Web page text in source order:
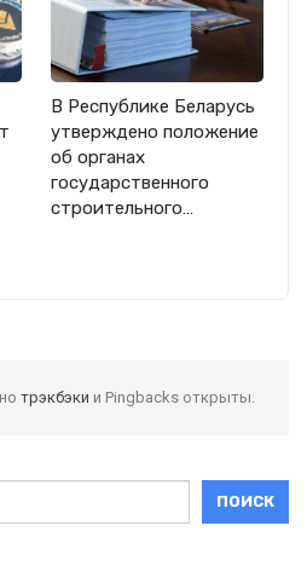
В Республике Беларусь
утверждено положение
об органах
государственного
строительного…
трэкбэки и Pingbacks открыты.
ПОИСК